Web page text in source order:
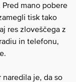
mano pobere
tisk tako
res zloveščega z
in telefonu,
naredila je, da so